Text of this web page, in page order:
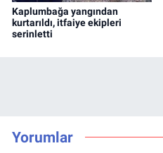
Kaplumbağa yangından
kurtarıldı, itfaiye ekipleri
serinletti
Yorumlar